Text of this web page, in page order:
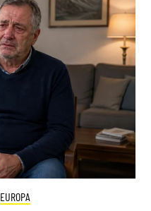
EUROPA